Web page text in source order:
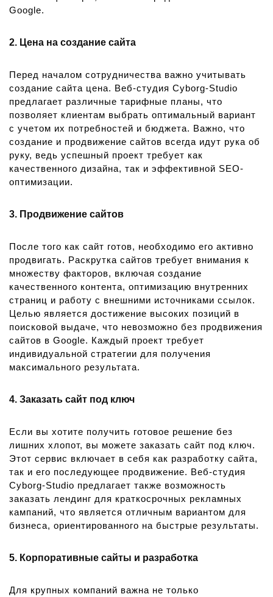
Google.
2. Цена на создание сайта
Перед началом сотрудничества важно учитывать
создание сайта цена. Веб-студия Cyborg-Studio
предлагает различные тарифные планы, что
позволяет клиентам выбрать оптимальный вариант
с учетом их потребностей и бюджета. Важно, что
создание и продвижение сайтов всегда идут рука об
руку, ведь успешный проект требует как
качественного дизайна, так и эффективной SEO-
оптимизации.
3. Продвижение сайтов
После того как сайт готов, необходимо его активно
продвигать. Раскрутка сайтов требует внимания к
множеству факторов, включая создание
качественного контента, оптимизацию внутренних
страниц и работу с внешними источниками ссылок.
Целью является достижение высоких позиций в
поисковой выдаче, что невозможно без продвижения
сайтов в Google. Каждый проект требует
индивидуальной стратегии для получения
максимального результата.
4. Заказать сайт под ключ
Если вы хотите получить готовое решение без
лишних хлопот, вы можете заказать сайт под ключ.
Этот сервис включает в себя как разработку сайта,
так и его последующее продвижение. Веб-студия
Cyborg-Studio предлагает также возможность
заказать лендинг для краткосрочных рекламных
кампаний, что является отличным вариантом для
бизнеса, ориентированного на быстрые результаты.
5. Корпоративные сайты и разработка
Для крупных компаний важна не только